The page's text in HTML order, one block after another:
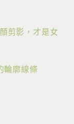
剪影，才是女
輪廓線條